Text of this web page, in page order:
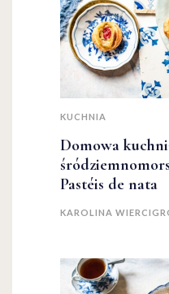
KUCHNIA
Domowa
Pastéis de nata
KAROLINA